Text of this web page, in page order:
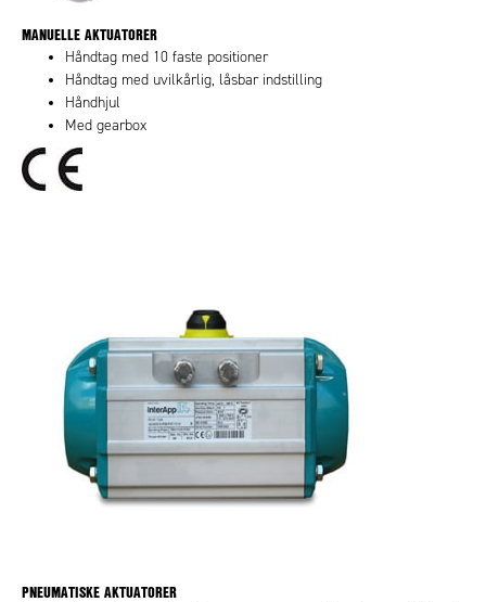
MANUELLE AKTUATORER
Håndtag med 10 faste positioner
Håndtag med uvilkårlig, låsbar indstilling
Håndhjul
Med gearbox
PNEUMATISKE AKTUATORER